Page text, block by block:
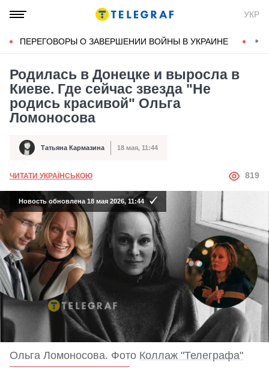
УКР
ПЕРЕГОВОРЫ О ЗАВЕРШЕНИИ ВОЙНЫ В УКРАИНЕ
Родилась в Донецке и выросла в
Киеве. Где сейчас звезда "Не
родись красивой" Ольга
Ломоносова
Автор Татьяна Кармазина
Дата публикации 18 мая, 11:44
ЧИТАТИ УКРАЇНСЬКОЮ АВТОР
819
Новость обновлена 18 мая 2026, 11:44
Ольга Ломоносова. Фото Коллаж "Телеграфа"